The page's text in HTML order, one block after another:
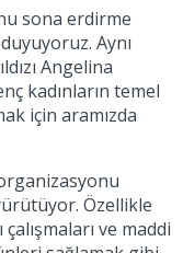
sona erdirme
Aynı
Angelina
kadınların temel
için aramızda
Özellikle
ve maddi